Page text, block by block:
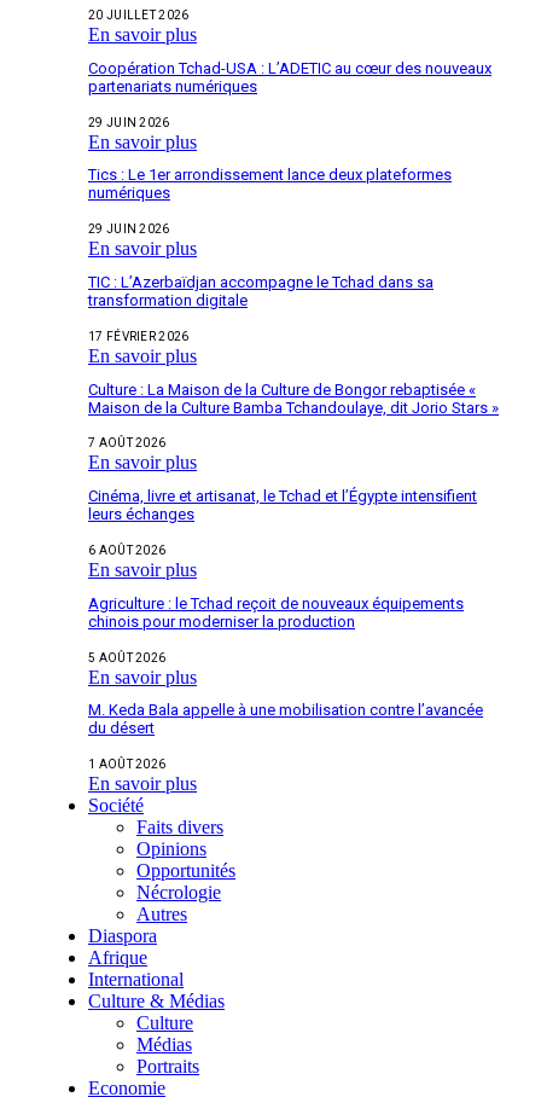
20 JUILLET 2026
En savoir plus
Coopération Tchad-USA : L’ADETIC au cœur des nouveaux
partenariats numériques
29 JUIN 2026
En savoir plus
Tics : Le 1er arrondissement lance deux plateformes
numériques
29 JUIN 2026
En savoir plus
TIC : L’Azerbaïdjan accompagne le Tchad dans sa
transformation digitale
17 FÉVRIER 2026
En savoir plus
Culture : La Maison de la Culture de Bongor rebaptisée «
Maison de la Culture Bamba Tchandoulaye, dit Jorio Stars »
7 AOÛT 2026
En savoir plus
Cinéma, livre et artisanat, le Tchad et l’Égypte intensifient
leurs échanges
6 AOÛT 2026
En savoir plus
Agriculture : le Tchad reçoit de nouveaux équipements
chinois pour moderniser la production
5 AOÛT 2026
En savoir plus
M. Keda Bala appelle à une mobilisation contre l’avancée
du désert
1 AOÛT 2026
En savoir plus
Société
Faits divers
Opinions
Opportunités
Nécrologie
Autres
Diaspora
Afrique
International
Culture & Médias
Culture
Médias
Portraits
Economie